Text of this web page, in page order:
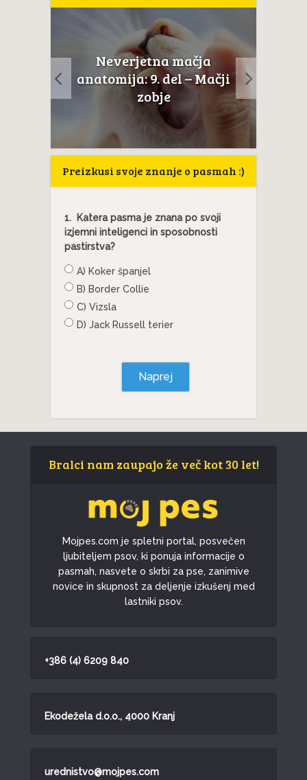
Neverjetna mačja
anatomija: 9. del – Mačji
zobje
Preizkusi svoje znanje o pasmah :)
1.
Katera pasma je znana po svoji
izjemni inteligenci in sposobnosti
pastirstva?
A) Koker španjel
B) Border Collie
C) Vizsla
D) Jack Russell terier
Naprej
Bralci nam zaupajo že več kot 30 let!
Mojpes.com je spletni portal, posvečen
ljubiteljem psov, ki ponuja informacije o
pasmah, nasvete o skrbi za pse, zanimive
novice in skupnost za deljenje izkušenj med
lastniki psov.
+386 (4) 6209 840
Ekodežela d.o.o., 4000 Kranj
urednistvo@mojpes.com